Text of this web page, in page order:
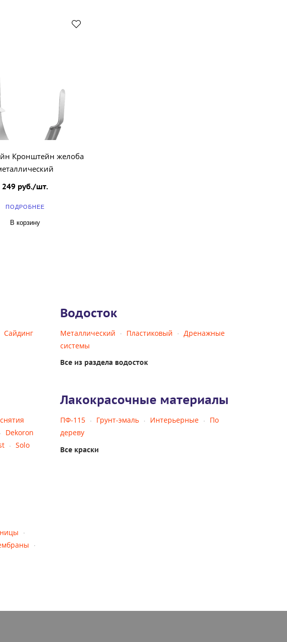
Кронштейн желоба
249 руб./шт.
ПОДРОБНЕЕ
В корзину
Сайдинг
Водосток
Металлический Пластиковый
Дренажные
системы
Все из раздела водосток
Dekoron
Solo
Лакокрасочные материалы
ПФ-115 Грунт-эмаль Интерьерные
По
дереву
Все краски